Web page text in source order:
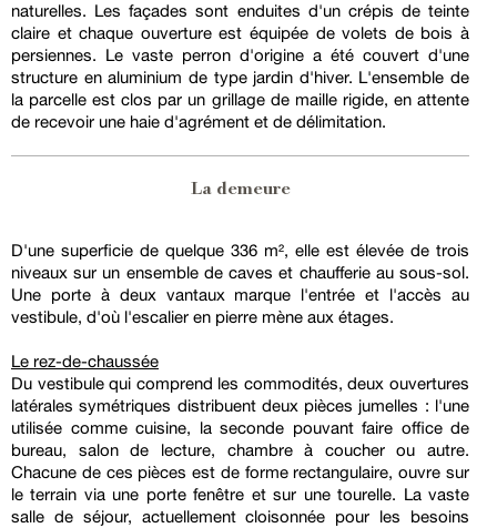
naturelles. Les façades sont enduites d'un crépis de teinte
claire et chaque ouverture est équipée de volets de bois à
persiennes. Le vaste perron d'origine a été couvert d'une
structure en aluminium de type jardin d'hiver. L'ensemble de
la parcelle est clos par un grillage de maille rigide, en attente
de recevoir une haie d'agrément et de délimitation.
La demeure
D'une superficie de quelque 336 m², elle est élevée de trois
niveaux sur un ensemble de caves et chaufferie au sous-sol.
Une porte à deux vantaux marque l'entrée et l'accès au
vestibule, d'où l'escalier en pierre mène aux étages.
Le rez-de-chaussée
Du vestibule qui comprend les commodités, deux ouvertures
latérales symétriques distribuent deux pièces jumelles : l'une
utilisée comme cuisine, la seconde pouvant faire office de
bureau, salon de lecture, chambre à coucher ou autre.
Chacune de ces pièces est de forme rectangulaire, ouvre sur
le terrain via une porte fenêtre et sur une tourelle. La vaste
salle de séjour, actuellement cloisonnée pour les besoins